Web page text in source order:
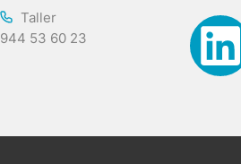
Taller
944 53 60 23